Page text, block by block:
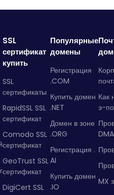
SSL
сертификат
купить
SSL
сертификаты
RapidSSL SSL
сертификат
Comodo SSL
сертификат
GeoTrust SSL
сертификат
DigiCert SSL
Популярные
домены
Регистрация
.COM
Купить домен
.NET
Домен в зоне
.ORG
Регистрация .
AI
Купить домен
.IO
Как
э-
MX